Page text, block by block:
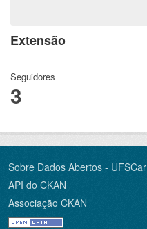
Extensão
Seguidores
3
Sobre Dados Abertos - UFSCar
API do CKAN
Associação CKAN